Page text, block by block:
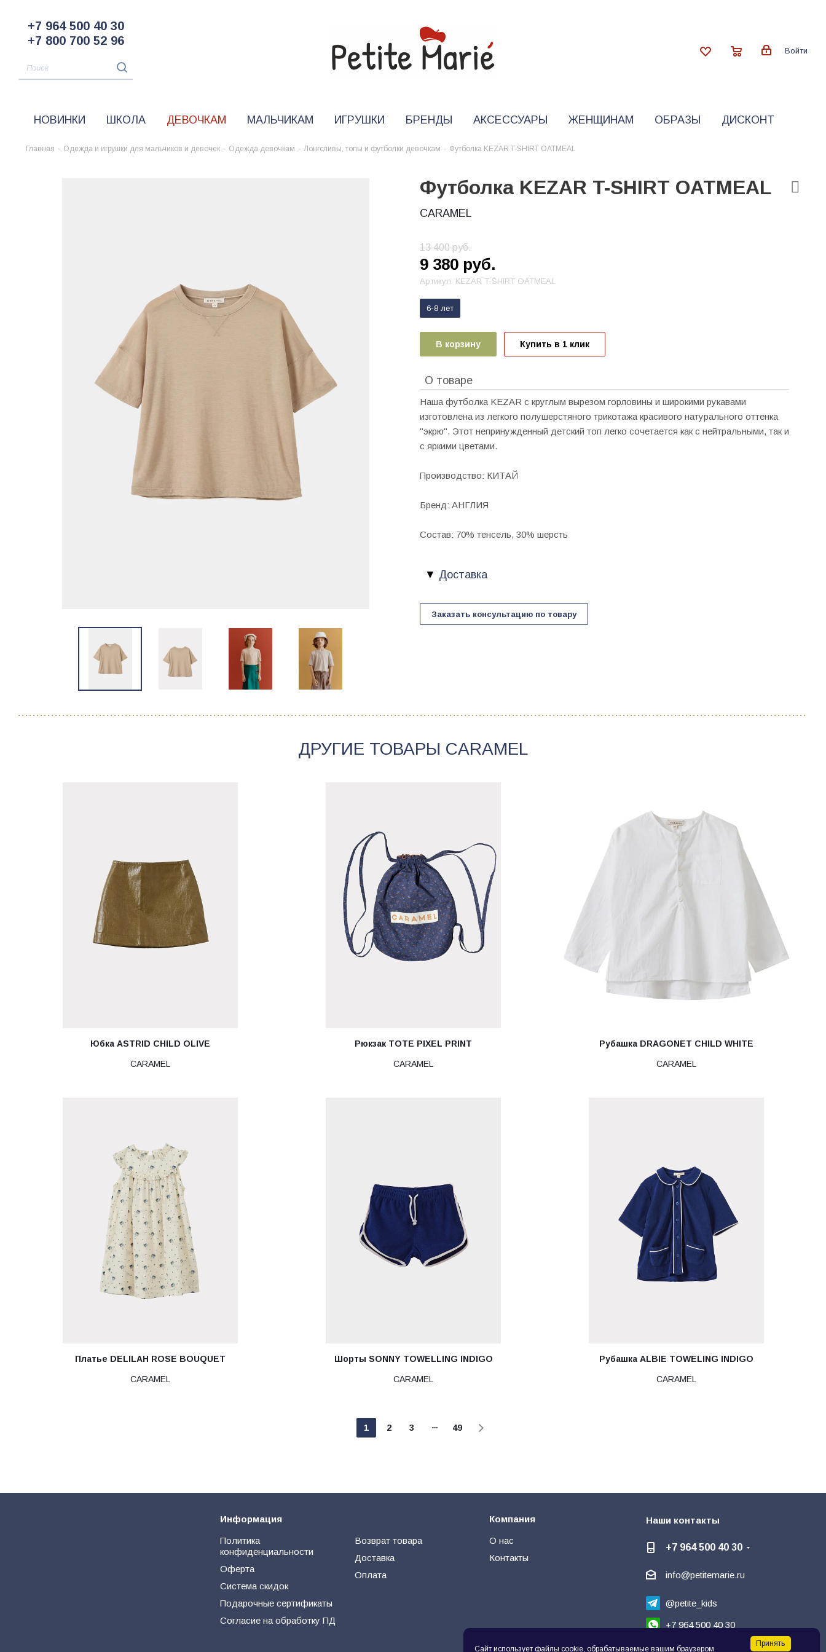
+7 964 500 40 30
+7 800 700 52 96
Войти
НОВИНКИ ШКОЛА ДЕВОЧКАМ МАЛЬЧИКАМ ИГРУШКИ БРЕНДЫ АКСЕССУАРЫ ЖЕНЩИНАМ ОБРАЗЫ ДИСКОНТ
Главная - Одежда и игрушки для мальчиков и девочек - Одежда девочкам - Лонгсливы, топы и футболки девочкам - Футболка KEZAR T-SHIRT OATMEAL
Футболка KEZAR T-SHIRT OATMEAL
CARAMEL
13 400руб.
9 380 руб.
Артикул: KEZAR T-SHIRT OATMEAL
6-8 лет
В корзину Купить в 1 клик
О товаре
Наша футболка KEZAR с круглым вырезом горловины и широкими рукавами
изготовлена из легкого полушерстяного трикотажа красивого натурального оттенка
"экрю". Этот непринужденный детский топ легко сочетается как с нейтральными, так и
с яркими цветами.
Производство: КИТАЙ
Бренд: АНГЛИЯ
Состав: 70% тенсель, 30% шерсть
Доставка
Заказать консультацию по товару
ДРУГИЕ ТОВАРЫ CARAMEL
Юбка ASTRID CHILD OLIVE
CARAMEL
Рюкзак TOTE PIXEL PRINT
CARAMEL
Рубашка DRAGONET CHILD WHITE
CARAMEL
Платье DELILAH ROSE BOUQUET
CARAMEL
Шорты SONNY TOWELLING INDIGO
CARAMEL
Рубашка ALBIE TOWELING INDIGO
CARAMEL
1 2 3 49
Информация
Политика
конфиденциальности
Оферта
Система скидок
Подарочные сертификаты
Согласие на обработку ПД
Возврат товара
Доставка
Оплата
Компания
О нас
Контакты
Наши контакты
+7 964 500 40 30
info@petitemarie.ru
@petite_kids
+7 964 500 40 30
Написать директору
Сайт использует файлы cookie, обрабатываемые вашим браузером.
Принять